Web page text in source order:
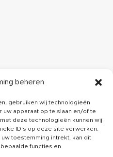
beheren
gebruiken wij technologieën
apparaat op te slaan en/of te
deze technologieën kunnen wij
ID's op deze site verwerken.
toestemming intrekt, kan dit
functies en